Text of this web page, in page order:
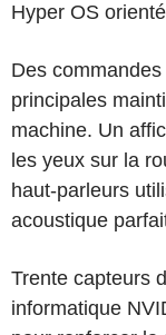
Hyper OS
Des
principales
machine. Un
les yeux sur la
haut-parleurs
acoustique
Trente capteurs
informatique